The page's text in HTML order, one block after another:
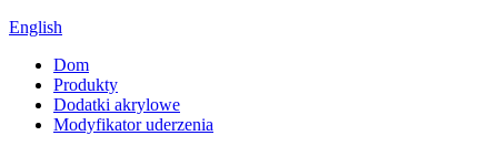
English
Dom
Produkty
Dodatki akrylowe
Modyfikator uderzenia